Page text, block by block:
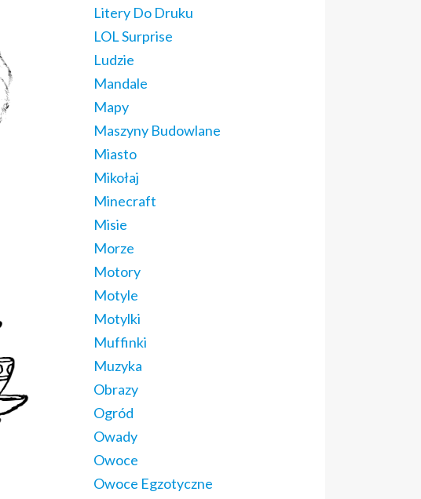
Litery Do Druku
LOL Surprise
Ludzie
Mandale
Mapy
Maszyny Budowlane
Miasto
Mikołaj
Minecraft
Misie
Morze
Motory
Motyle
Motylki
Muffinki
Muzyka
Obrazy
Ogród
Owady
Owoce
Owoce Egzotyczne